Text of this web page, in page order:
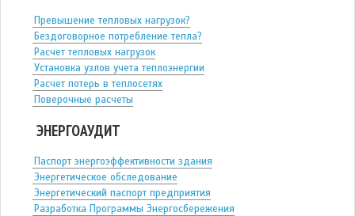
Превышение тепловых нагрузок?
Бездоговорное потребление тепла?
Расчет тепловых нагрузок
Установка узлов учета теплоэнергии
Расчет потерь в теплосетях
Поверочные расчеты
ЭНЕРГОАУДИТ
Паспорт энергоэффективности здания
Энергетическое обследование
Энергетический паспорт предприятия
Разработка Программы Энергосбережения